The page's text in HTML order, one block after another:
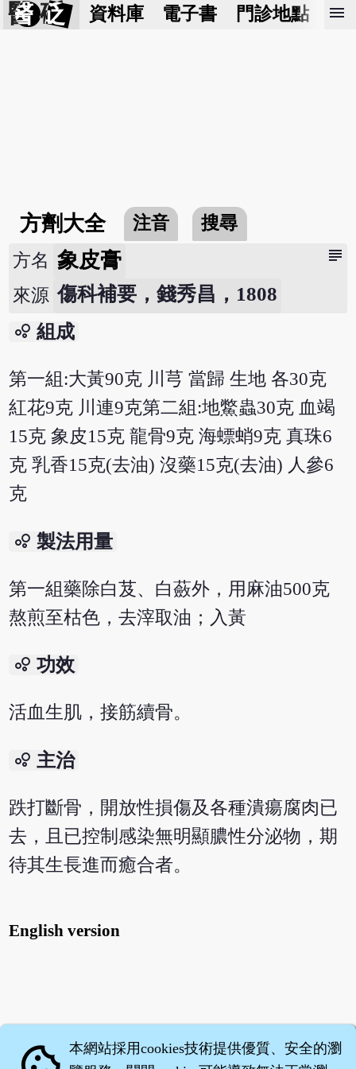
醫 砭 資料庫 電子書 門診地點 預
menu
方劑大全 注音 搜尋
subject
方名 象皮膏
來源 傷科補要，錢秀昌，1808
bubble_chart 組成
第一組:大黃90克 川芎 當歸 生地 各30克
紅花9克 川連9克第二組:地鱉蟲30克 血竭
15克 象皮15克 龍骨9克 海螵蛸9克 真珠6
克 乳香15克(去油) 沒藥15克(去油) 人參6
克
bubble_chart 製法用量
第一組藥除白芨、白蘞外，用麻油500克
熬煎至枯色，去滓取油；入黃
bubble_chart 功效
活血生肌，接筋續骨。
bubble_chart 主治
跌打斷骨，開放性損傷及各種潰瘍腐肉已
去，且已控制感染無明顯膿性分泌物，期
待其生長進而癒合者。
English version
本網站採用cookies技術提供優質、安全的瀏